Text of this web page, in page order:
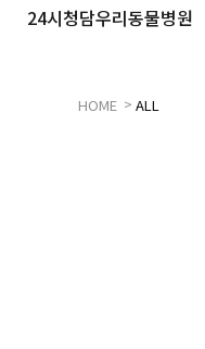
24시청담우리동물병원
HOME > ALL